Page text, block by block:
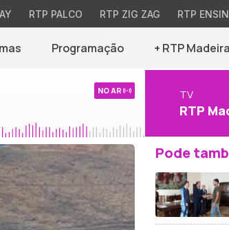
RTP PALCO RTP ZIG ZAG RTP
Programação + RTP Madeira
NO AR TV
RTP
Pode